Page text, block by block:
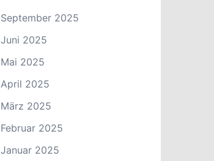
September 2025
Juni 2025
Mai 2025
April 2025
März 2025
Februar 2025
Januar 2025